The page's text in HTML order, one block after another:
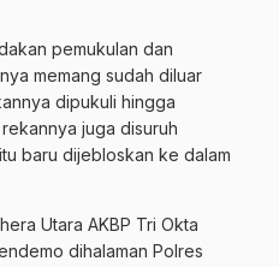
pemukulan dan
memang sudah diluar
dipukuli hingga
juga disuruh
baru dijebloskan ke dalam
Utara AKBP Tri Okta
dihalaman Polres